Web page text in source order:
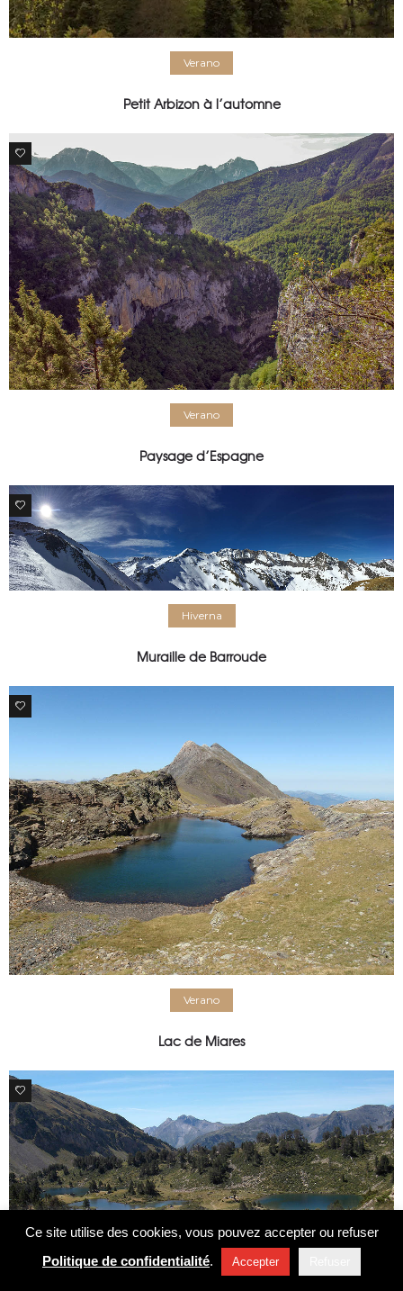
Verano
Petit Arbizon à l’automne
0
Verano
Paysage d’Espagne
0
Hiverna
Muraille de Barroude
0
Verano
Lac de Miares
0
Ce site utilise des cookies, vous pouvez accepter ou refuser
Politique de confidentialité. Accepter